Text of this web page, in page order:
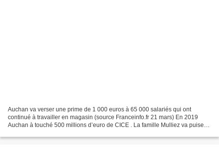
Auchan va verser une prime de 1 000 euros à 65 000 salariés qui ont
continué à travailler en magasin (source Franceinfo.fr 21 mars) En 2019
Auchan à touché 500 millions d’euro de CICE . La famille Mulliez va puiser